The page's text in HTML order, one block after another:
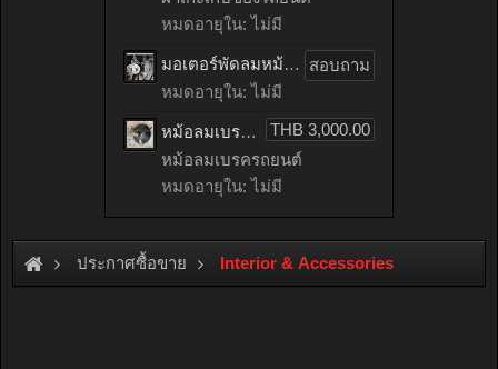
หมดอายุใน: ไม่มี
สอบถาม
มอเตอร์พัดลมหม้อน้ำรถยนต์ HONDA ACCORD เก่าญี่ปุ่น
หมดอายุใน: ไม่มี
THB 3,000.00
หม้อลมเบรครถยนต์ mitsubishi LANCER EX เก่าญี่ปุ่น
หม้อลมเบรครถยนต์
หมดอายุใน: ไม่มี
ประกาศซื้อขาย Interior & Accessories